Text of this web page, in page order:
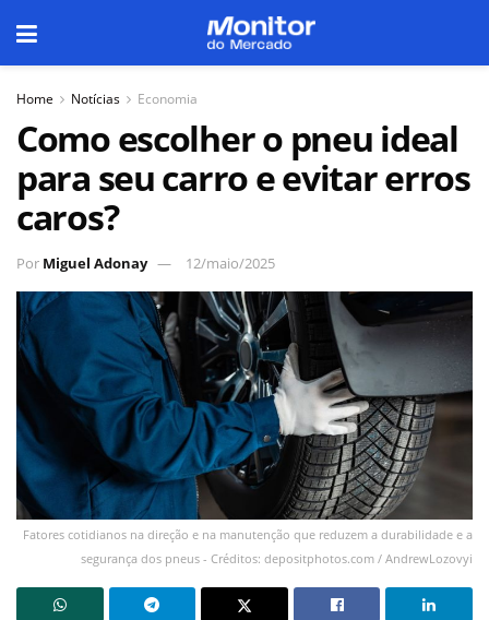
Home Notícias Economia
Como escolher o pneu ideal
para seu carro e evitar erros
caros?
Por Miguel Adonay 12/maio/2025
Fatores cotidianos na direção e na manutenção que reduzem a durabilidade e a
segurança dos pneus - Créditos: depositphotos.com / AndrewLozovyi